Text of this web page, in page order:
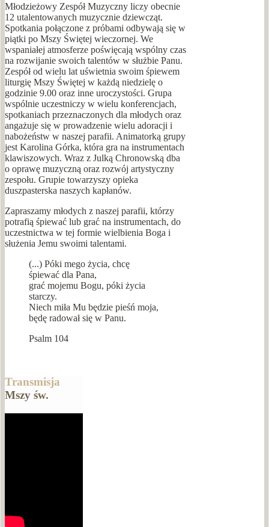
Młodzieżowy Zespół Muzyczny liczy obecnie
12 utalentowanych muzycznie dziewcząt.
Spotkania połączone z próbami odbywają się w
piątki po Mszy Świętej wieczornej. We
wspaniałej atmosferze poświęcają wspólny czas
na rozwijanie swoich talentów w służbie Panu.
Zespół od wielu lat uświetnia swoim śpiewem
liturgię Mszy Świętej w każdą niedzielę o
godzinie 9.00 oraz inne uroczystości. Grupa
wspólnie uczestniczy w wielu konferencjach,
spotkaniach przeznaczonych dla młodych oraz
angażuje się w prowadzenie wielu adoracji i
nabożeństw w naszej parafii. Animatorką grupy
jest Karolina Górka, która gra na instrumentach
klawiszowych. Wraz z Julką Chronowską dba
o oprawę muzyczną oraz rozwój artystyczny
zespołu. Grupie towarzyszy opieka
duszpasterska naszych kapłanów.
Zapraszamy młodych z naszej parafii, którzy
potrafią śpiewać lub grać na instrumentach, do
uczestnictwa w tej formie wielbienia Boga i
służenia Jemu swoimi talentami.
(...) Póki mego życia, chcę
śpiewać dla Pana,
grać mojemu Bogu, póki życia
starczy.
Niech miła Mu będzie pieśń moja,
będę radował się w Panu.
Psalm 104
Transmisja
Mszy św.